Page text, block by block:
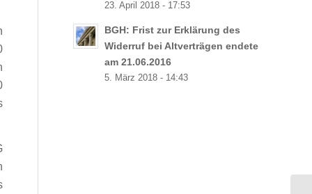
23. April 2018 - 17:53
BGH: Frist zur Erklärung des
Widerruf bei Altverträgen endete
am 21.06.2016
5. März 2018 - 14:43